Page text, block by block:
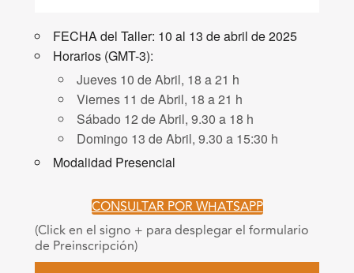
FECHA del Taller: 10 al 13 de abril de 2025
Horarios (GMT-3):
Jueves 10 de Abril, 18 a 21 h
Viernes 11 de Abril, 18 a 21 h
Sábado 12 de Abril, 9.30 a 18 h
Domingo 13 de Abril, 9.30 a 15:30 h
Modalidad Presencial
CONSULTAR POR WHATSAPP
(Click en el signo + para desplegar el formulario
de Preinscripción)